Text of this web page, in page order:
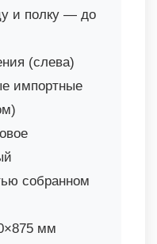
и полку — до
(слева)
импортные
собранном
мм